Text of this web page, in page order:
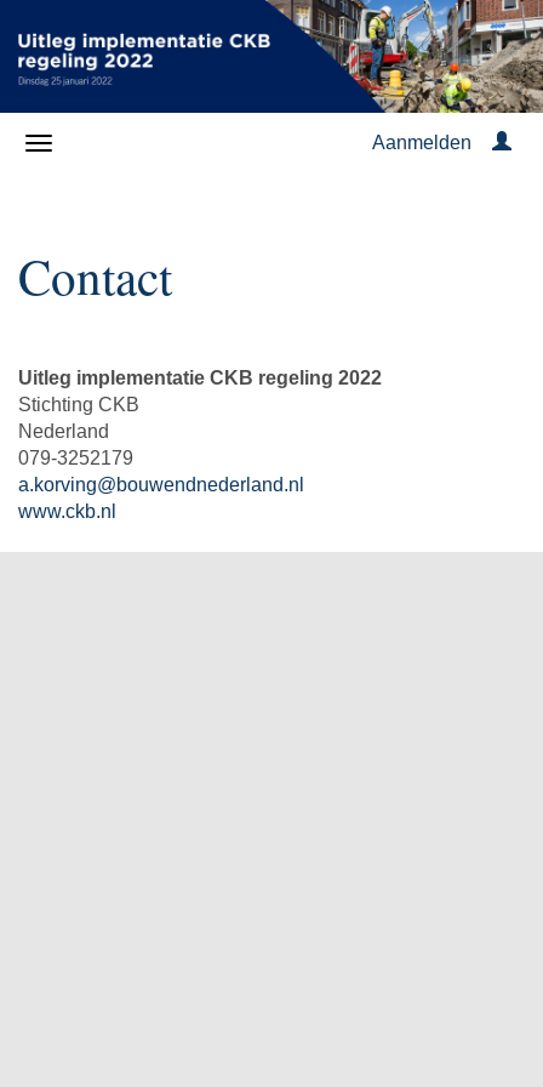
Aanmelden
Contact
Uitleg implementatie CKB regeling 2022
Stichting CKB
Nederland
079-3252179
a.korving@bouwendnederland.nl
www.ckb.nl